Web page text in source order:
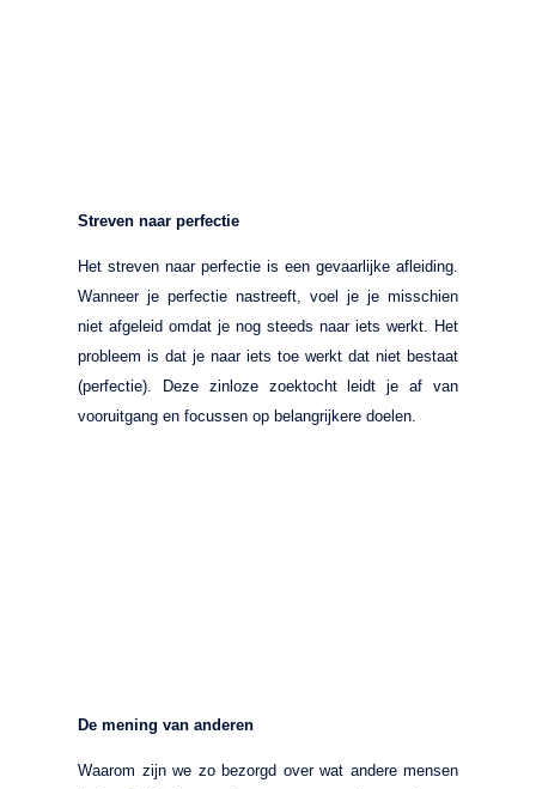
Streven naar perfectie
Het streven naar perfectie is een gevaarlijke afleiding.
Wanneer je perfectie nastreeft, voel je je misschien
niet afgeleid omdat je nog steeds naar iets werkt. Het
probleem is dat je naar iets toe werkt dat niet bestaat
(perfectie). Deze zinloze zoektocht leidt je af van
vooruitgang en focussen op belangrijkere doelen.
De mening van anderen
Waarom zijn we zo bezorgd over wat andere mensen